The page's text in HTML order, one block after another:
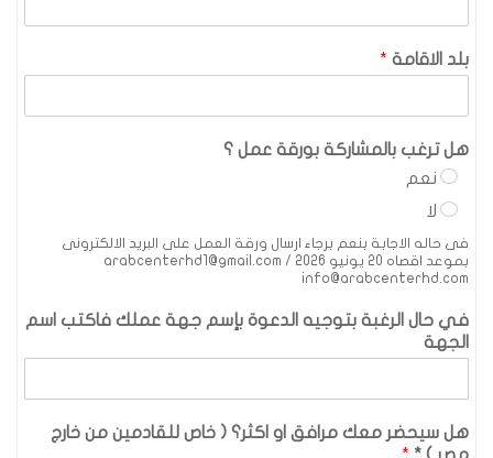
بلد الاقامة *
هل ترغب بالمشاركة بورقة عمل ؟
نعم
لا
فى حاله الاجابة بنعم برجاء ارسال ورقة العمل على البريد الالكترونى
بموعد اقصاه 20 يونيو 2026 arabcenterhd1@gmail.com /
info@arabcenterhd.com
في حال الرغبة بتوجيه الدعوة بإسم جهة عملك فاكتب اسم
الجهة
هل سيحضر معك مرافق او اكثر؟ ( خاص للقادمين من خارج